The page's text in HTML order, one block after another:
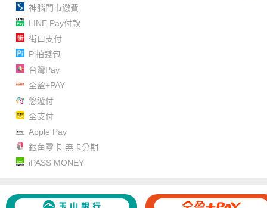
神腦門市繳費
LINE Pay付款
街口支付
Pi拍錢包
台灣Pay
全盈+PAY
悠遊付
全支付
Apple Pay
銀角零卡-無卡分期
iPASS MONEY